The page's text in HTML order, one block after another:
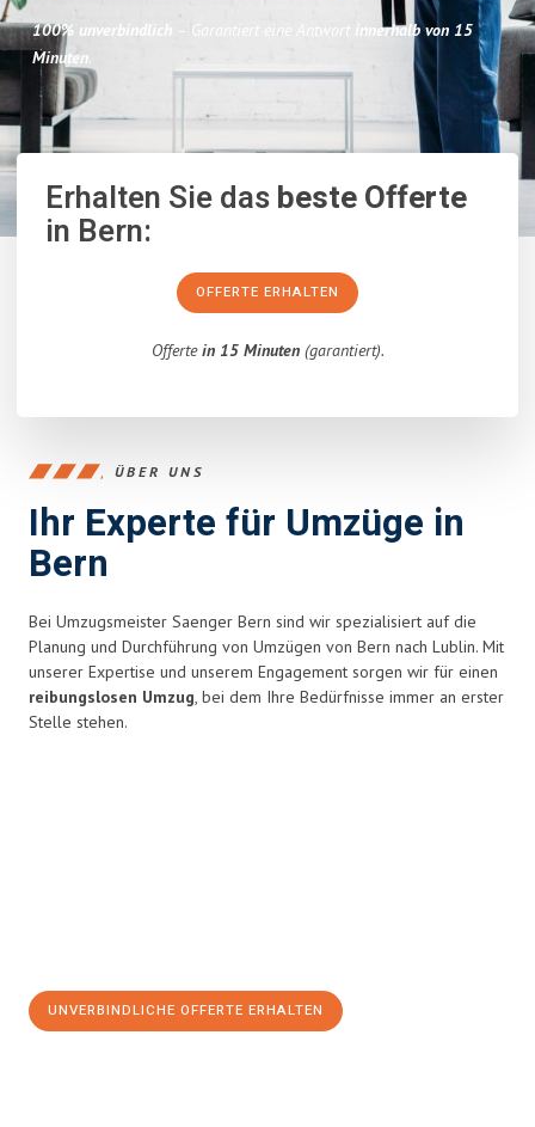
100% unverbindlich – Garantiert eine Antwort
innerhalb von 15
Minuten.
Erhalten Sie dasbeste Offerte
in Bern:
OFFERTE ERHALTEN
Offertein 15 Minuten(garantiert).
ÜBER UNS
Ihr Experte für Umzüge in
Bern
Bei Umzugsmeister Saenger Bern sind wir spezialisiert auf die
Planung und Durchführung von Umzügen von Bern nach Lublin. Mit
unserer Expertise und unserem Engagement sorgen wir für einen
reibungslosen Umzug, bei dem Ihre Bedürfnisse immer an erster
Stelle stehen.
UNVERBINDLICHE OFFERTE ERHALTEN